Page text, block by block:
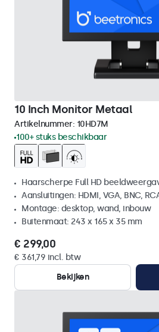
10 Inch Monitor Metaal
Artikelnummer: 10HD7M
100+ stuks beschikbaar
Haarscherpe Full HD
Aansluitingen: HDMI, VGA, BNC,
Montage: desktop, wand, inbouw
Buitenmaat: 243 x 165 x 35 mm
€ 299,00
€ 361,79 incl. btw
Bekijken